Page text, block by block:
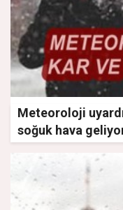
Meteoroloji
soğuk hava